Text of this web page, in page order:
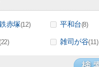
赤塚(12) 平和台(8)
雑司が谷(11)